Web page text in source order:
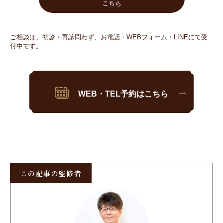
こちら
ご相談は、初診・再診問わず、お電話・WEBフォーム・LINEにて受
付中です。
WEB・TEL予約はこちら
この記事の監修者